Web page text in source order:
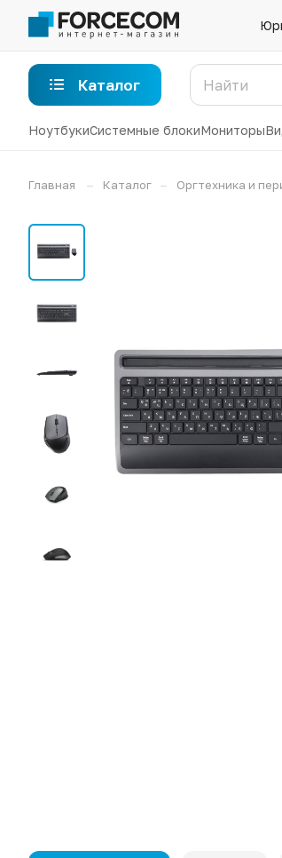
Каталог
НоутбукиСистемные блокиМониторы
Главная – Каталог – Оргтехника и